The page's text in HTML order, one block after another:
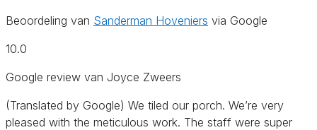
Beoordeling van Sanderman Hoveniers via Google
10.0
Google review van Joyce Zweers
(Translated by Google) We tiled our porch. We’re very
pleased with the meticulous work. The staff were super